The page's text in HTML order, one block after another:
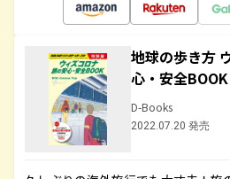
地球の歩き方
心・安全BOOK
D-Books
2022.07.20 発売